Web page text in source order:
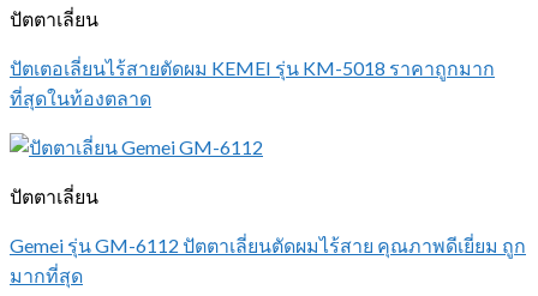
ปัตตาเลี่ยน
ปัตเตอเลี่ยนไร้สายตัดผม KEMEI รุ่น KM-5018 ราคาถูกมาก
ที่สุดในท้องตลาด
ปัตตาเลี่ยน
Gemei รุ่น GM-6112 ปัตตาเลี่ยนตัดผมไร้สาย คุณภาพดีเยี่ยม ถูก
มากที่สุด